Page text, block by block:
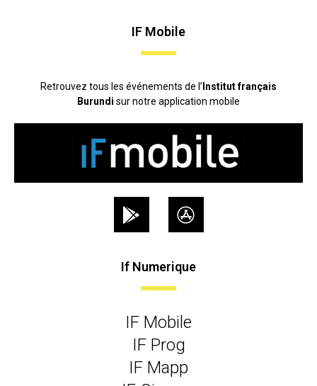
IF Mobile
Retrouvez tous les événements de l’ Institut français
Burundi sur notre application mobile
If Numerique
IF Mobile
IF Prog
IF Mapp